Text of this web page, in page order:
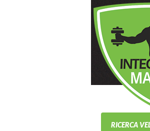
RICERCA